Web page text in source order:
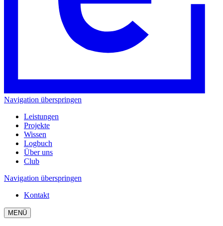
Navigation überspringen
Leistungen
Projekte
Wissen
Logbuch
Über uns
Club
Navigation überspringen
Kontakt
MENÜ